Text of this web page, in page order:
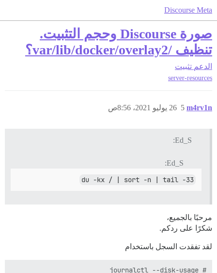
Discourse Meta
صورة Discourse وحجم التثبيت.
تنظيف /var/lib/docker/overlay2؟
الدعم تثبيت
server-resources
m4rv1n 26 يوليو 2021، 8:56ص 5
Ed_S:
Ed_S:
du -kx / | sort -n | tail -33
مرحبًا بالجميع،
شكرًا على ردكم.
لقد تفقدت السجل باستخدام